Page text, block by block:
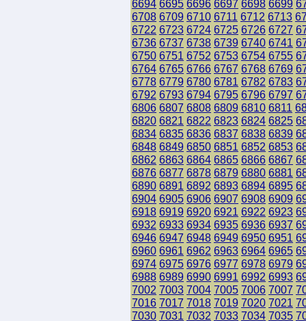
6694 6695 6696 6697 6698 6699
6708 6709 6710 6711 6712 6713
6722 6723 6724 6725 6726 6727
6736 6737 6738 6739 6740 6741
6750 6751 6752 6753 6754 6755
6764 6765 6766 6767 6768 6769
6778 6779 6780 6781 6782 6783
6792 6793 6794 6795 6796 6797
6806 6807 6808 6809 6810 6811
6820 6821 6822 6823 6824 6825
6834 6835 6836 6837 6838 6839
6848 6849 6850 6851 6852 6853
6862 6863 6864 6865 6866 6867
6876 6877 6878 6879 6880 6881
6890 6891 6892 6893 6894 6895
6904 6905 6906 6907 6908 6909
6918 6919 6920 6921 6922 6923
6932 6933 6934 6935 6936 6937
6946 6947 6948 6949 6950 6951
6960 6961 6962 6963 6964 6965
6974 6975 6976 6977 6978 6979
6988 6989 6990 6991 6992 6993
7002 7003 7004 7005 7006 7007
7016 7017 7018 7019 7020 7021
7030 7031 7032 7033 7034 7035